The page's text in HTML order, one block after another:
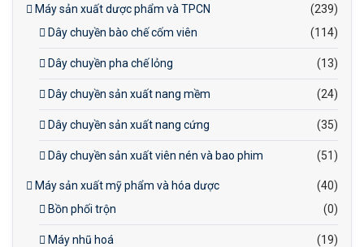
Máy sản xuất dược phẩm và TPCN
(239)
Dây chuyền bào chế cốm viên
(114)
Dây chuyền pha chế lỏng (13)
Dây chuyền sản xuất nang mềm (24)
Dây chuyền sản xuất nang cứng (35)
Dây chuyền sản xuất viên nén và bao phim (51)
Máy sản xuất mỹ phẩm và hóa dược
(40)
Bồn phối trộn
(0)
Máy nhũ hoá (19)